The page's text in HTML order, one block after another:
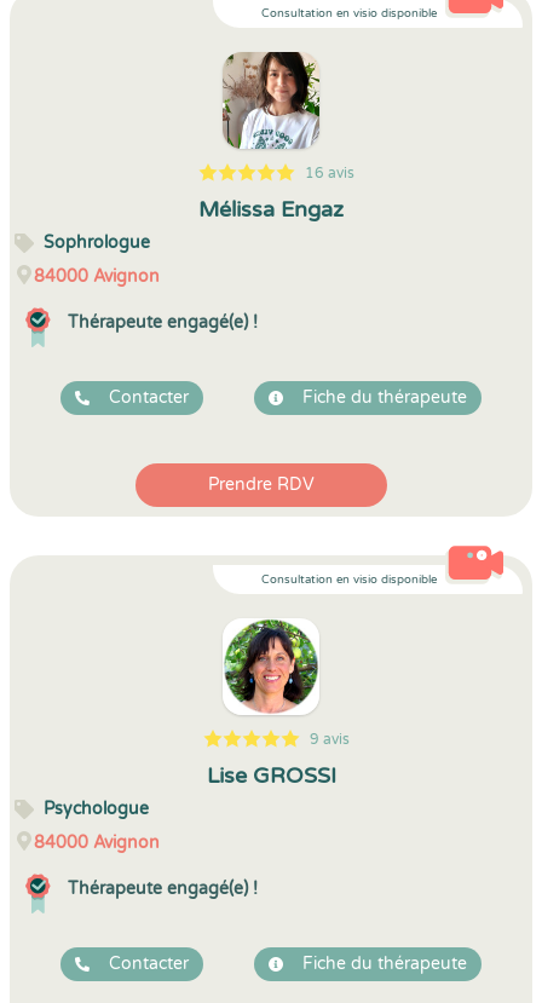
Consultation en visio disponible
5
1
5
16 16 avis
Mélissa Engaz
Sophrologue
84000 Avignon
Thérapeute engagé(e) !
Contacter Fiche du thérapeute
Prendre RDV
Consultation en visio disponible
5
1
5
9 9 avis
Lise GROSSI
Psychologue
84000 Avignon
Thérapeute engagé(e) !
Contacter Fiche du thérapeute